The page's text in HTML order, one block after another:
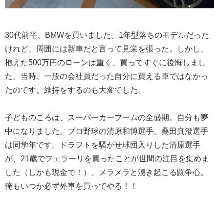
30代前半、BMWを買いました。1年型落ちのモデルだった
けれど、周囲には新車だと言って見栄を張った。しかし、
抱えた500万円のローンは重く、買ってすぐに後悔しまし
た。当時、一般の会社員だった自分に買える車ではなかっ
たのです。維持をするのも大変でした。
子どものころは、スーパーカーブームの全盛期。自分も夢
中になりました。プロ野球の清原和博選手、桑田真澄選手
は同学年です。ドラフトを騒がせ球団入りした清原選手
が、21歳でフェラーリを買ったことが世間の注目を集めま
した（しかも現金で！）。メラメラと湧き起こる闘争心。
俺もいつか必ず外車を買ってやる！！